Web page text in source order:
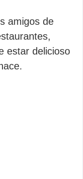
amigos de
estar delicioso